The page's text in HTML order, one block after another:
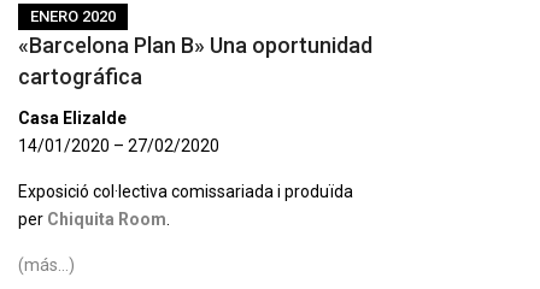
ENERO 2020
«Barcelona Plan B» Una oportunidad
cartográfica
Casa Elizalde
14/01/2020 – 27/02/2020
Exposició col·lectiva comissariada i produïda
per Chiquita Room
(más…)